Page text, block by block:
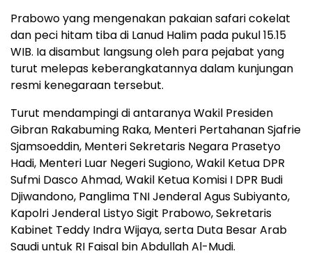
Prabowo yang mengenakan pakaian safari cokelat
dan peci hitam tiba di Lanud Halim pada pukul 15.15
WIB. Ia disambut langsung oleh para pejabat yang
turut melepas keberangkatannya dalam kunjungan
resmi kenegaraan tersebut.
Turut mendampingi di antaranya Wakil Presiden
Gibran Rakabuming Raka, Menteri Pertahanan Sjafrie
Sjamsoeddin, Menteri Sekretaris Negara Prasetyo
Hadi, Menteri Luar Negeri Sugiono, Wakil Ketua DPR
Sufmi Dasco Ahmad, Wakil Ketua Komisi I DPR Budi
Djiwandono, Panglima TNI Jenderal Agus Subiyanto,
Kapolri Jenderal Listyo Sigit Prabowo, Sekretaris
Kabinet Teddy Indra Wijaya, serta Duta Besar Arab
Saudi untuk RI Faisal bin Abdullah Al-Mudi.